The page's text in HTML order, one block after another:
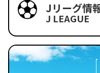
Jリーグ情
J LEAGUE